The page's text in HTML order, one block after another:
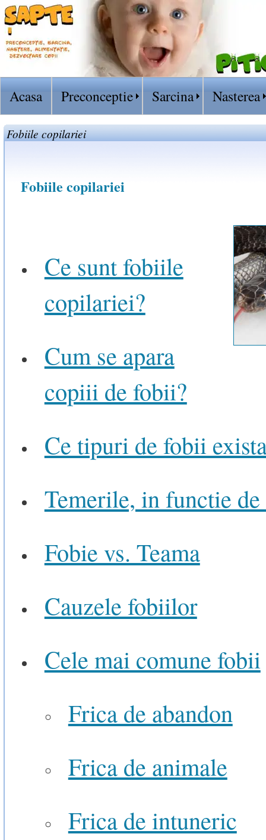
Acasa Preconceptie Sarcina Nasterea
Fobiile copilariei
Fobiile copilariei
Ce sunt fobiile
copilariei?
Cum se apara
copiii de fobii?
Ce tipuri de fobii
Temerile, in functie de
Fobie vs. Teama
Cauzele fobiilor
Cele mai comune fobii
Frica de abandon
Frica de animale
Frica de intuneric